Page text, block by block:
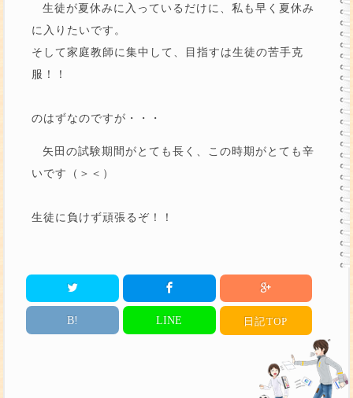
生徒が夏休みに入っているだけに、私も早く夏休み
に入りたいです。
そして家庭教師に集中して、目指すは生徒の苦手克
服！！
のはずなのですが・・・
矢田の試験期間がとても長く、この時期がとても辛
いです（＞＜）
生徒に負けず頑張るぞ！！
B! LINE 日記TOP